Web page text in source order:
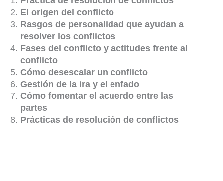
El origen del conflicto
Rasgos de personalidad que ayudan a
resolver los conflictos
Fases del conflicto y actitudes frente al
conflicto
Cómo desescalar un conflicto
Gestión de la ira y el enfado
Cómo fomentar el acuerdo entre las
partes
Prácticas de resolución de conflictos